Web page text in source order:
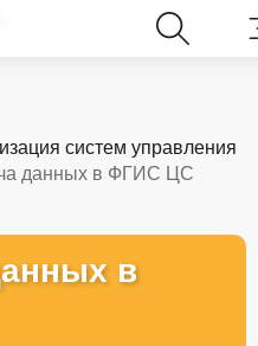
систем управления
данных в ФГИС ЦС
в